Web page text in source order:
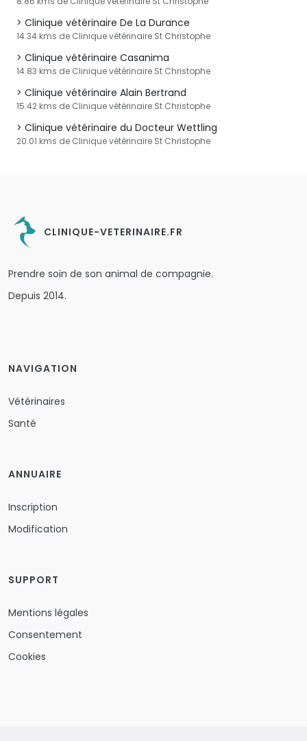
Clinique vétérinaire De La Durance
14.34 kms de Clinique vétérinaire St Christophe
Clinique vétérinaire Casanima
14.83 kms de Clinique vétérinaire St Christophe
Clinique vétérinaire Alain Bertrand
15.42 kms de Clinique vétérinaire St Christophe
Clinique vétérinaire du Docteur Wettling
20.01 kms de Clinique vétérinaire St Christophe
CLINIQUE-VETERINAIRE.FR
Prendre soin de son animal de compagnie.
Depuis 2014.
NAVIGATION
Vétérinaires
Santé
ANNUAIRE
Inscription
Modification
SUPPORT
Mentions légales
Consentement
Cookies